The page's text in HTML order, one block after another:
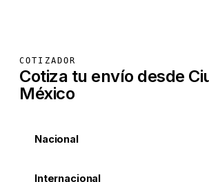
COTIZADOR
Cotiza tu envío desde
México
Nacional
Internacional